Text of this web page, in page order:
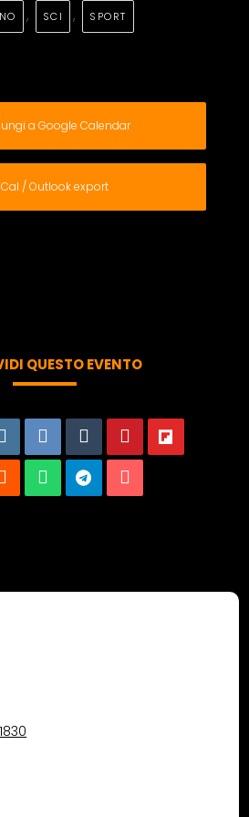
, SCI , SPORT
a Google Calendar
/ Outlook export
QUESTO EVENTO